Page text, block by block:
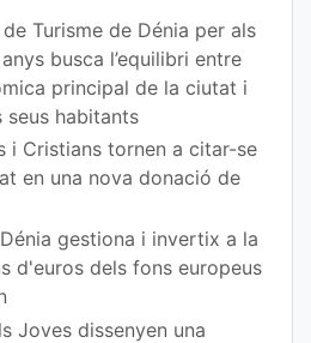
Turisme de Dénia per als
busca l’equilibri entre
principal de la ciutat i
seus habitants
i Cristians tornen a citar-se
en una nova donació de
gestiona i invertix a la
d'euros dels fons europeus
Joves dissenyen una